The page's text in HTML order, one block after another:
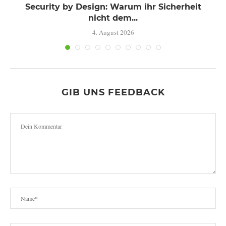
Security by Design: Warum ihr Sicherheit
nicht dem...
4. August 2026
GIB UNS FEEDBACK